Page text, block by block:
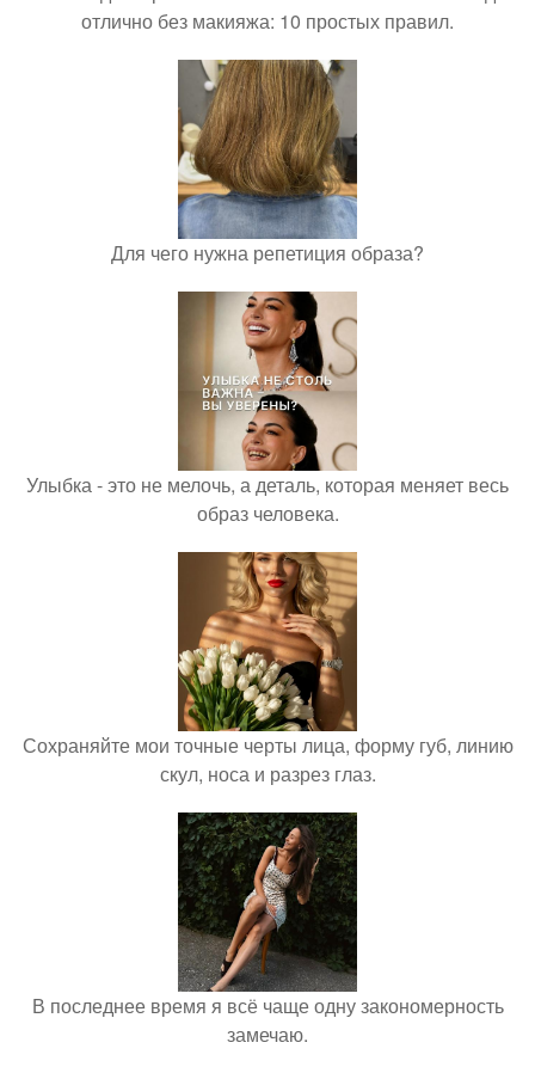
отлично без макияжа: 10 простых правил.
Для чего нужна репетиция образа?
Улыбка - это не мелочь, а деталь, которая меняет весь
образ человека.
Сохраняйте мои точные черты лица, форму губ, линию
скул, носа и разрез глаз.
В последнее время я всё чаще одну закономерность
замечаю.